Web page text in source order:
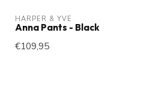
HARPER & YVE
Anna Pants - Black
€109,95